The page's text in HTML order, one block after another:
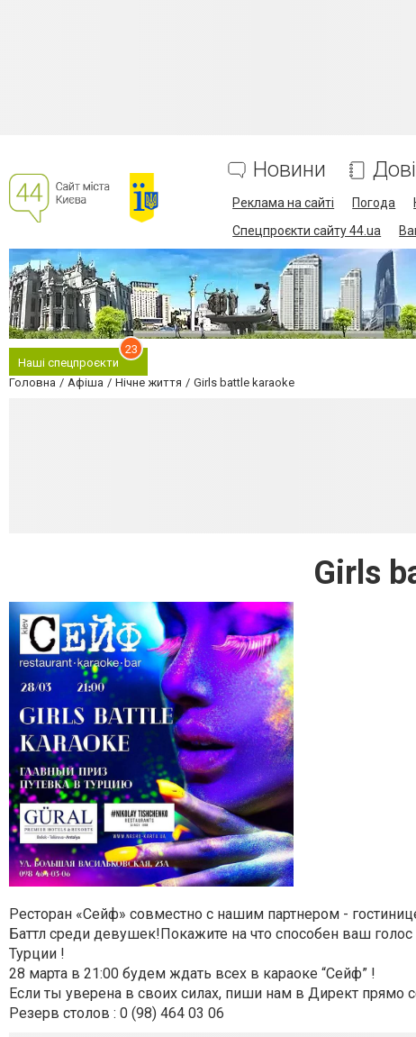
Новини
Реклама на сайті Погода
Спецпроєкти сайту 44.ua
Наші спецпроєкти
23
Головна Афіша Нічне життя Girls battle karaoke
Girls
Ресторан «Сейф» совместно с нашим партнером -
Баттл среди девушек!Покажите на что способен ваш
Турции !
28 марта в 21:00 будем ждать всех в караоке “Сейф” !
Если ты уверена в своих силах, пиши нам в Директ прямо
Резерв столов : 0 (98) 464 03 06